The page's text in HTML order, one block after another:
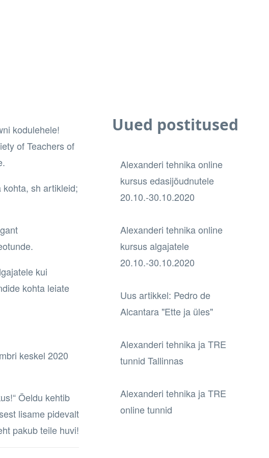
kodulehele!
of Teachers of
kohta, sh artikleid;
kui
kohta leiate
keskel 2020
Öeldu kehtib
lisame pidevalt
pakub teile huvi!
Uued postitused
Alexanderi tehnika online
kursus edasijõudnutele
20.10.-30.10.2020
Alexanderi tehnika online
kursus algajatele
20.10.-30.10.2020
Uus artikkel: Pedro de
Alcantara "Ette ja üles"
Alexanderi tehnika ja TRE
tunnid Tallinnas
Alexanderi tehnika ja TRE
online tunnid